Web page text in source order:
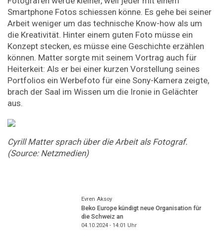
Smartphone Fotos schiessen könne. Es gehe bei seiner
Arbeit weniger um das technische Know-how als um
die Kreativität. Hinter einem guten Foto müsse ein
Konzept stecken, es müsse eine Geschichte erzählen
können. Matter sorgte mit seinem Vortrag auch für
Heiterkeit: Als er bei einer kurzen Vorstellung seines
Portfolios ein Werbefoto für eine Sony-Kamera zeigte,
brach der Saal im Wissen um die Ironie in Gelächter
aus.
Cyrill Matter sprach über die Arbeit als Fotograf.
(Source: Netzmedien)
Evren Aksoy
Beko Europe kündigt neue Organisation für
die Schweiz an
04.10.2024 - 14:01 Uhr